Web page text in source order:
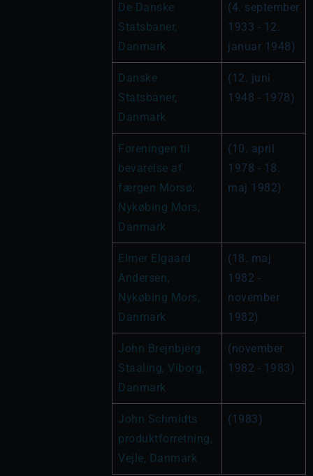
De Danske
Statsbaner,
Danmark
(4. september
1933 - 12.
januar 1948)
Danske
Statsbaner,
Danmark
(12. juni
1948 - 1978)
Foreningen til
bevarelse af
færgen Morsø,
Nykøbing Mors,
Danmark
(10. april
1978 - 18.
maj 1982)
Elmer Elgaard
Andersen,
Nykøbing Mors,
Danmark
(18. maj
1982 -
november
1982)
John Brejnbjerg
Staaling, Viborg,
Danmark
(november
1982 - 1983)
John Schmidts
produktforretning,
Vejle, Danmark
(1983)